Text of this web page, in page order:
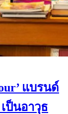
แบรนด์
ป็นอาวุธ